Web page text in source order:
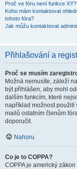
Proč ve fóru není funkce XY?
Koho mám kontaktovat
tohoto fóra?
Jak můžu kontaktovat
Přihlašování a
Proč se musím
Možná nemusíte, záleží
být přihlášen, aby mohl
dalším funkcím, které
například možnost použití
mailů ostatním členům
doporučit.
Nahoru
Co je to COPPA?
COPPA je americký